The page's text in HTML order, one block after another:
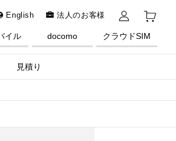
English 法人のお客様
イル docomo クラウドSIM
見積り